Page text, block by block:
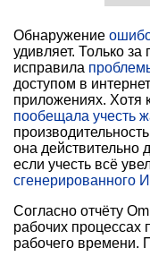
Обнаружение
удивляет. Только
исправила
доступом в
приложениях. Хотя
пообещала учесть
она действительно
если учесть всё
сгенерированного
Согласно отчёту
рабочих процессах
рабочего времени.